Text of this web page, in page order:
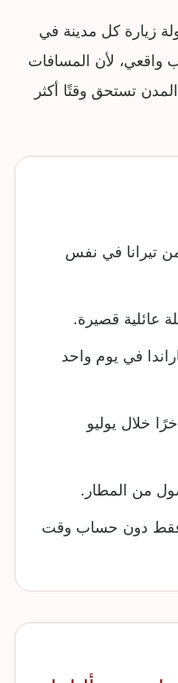
زيارة كل مدينة في
واقعي، لأن المسافات
تستحق وقتًا أكثر
تيرانا في نفس
عائلية قصيرة.
في يوم واحد
خلال يوليو
من المطار.
فقط دون حساب وقت